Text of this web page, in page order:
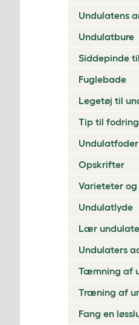
Undulatens
Undulatbure
Siddepinde
Fuglebade
Legetøj til
Tip til fodring
Undulatfoder
Opskrifter
Varieteter
Undulatlyde
Lær
Undulaters
Tæmning af
Træning af
Fang en